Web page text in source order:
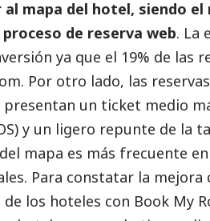
mapa del hotel, siendo el
de reserva web. La
ya que el 19% de las
Por otro lado, las
un ticket medio
y un ligero repunte de la
mapa es más frecuente
Para constatar la mejora
los hoteles con Book My